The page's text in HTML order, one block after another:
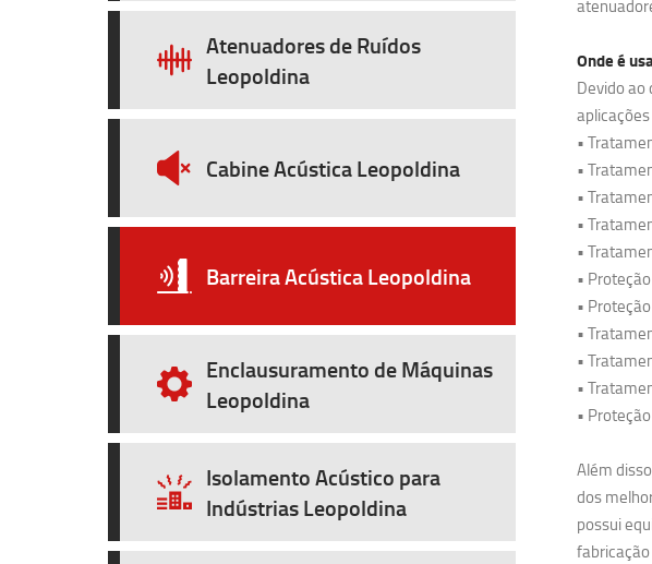
Atenuadores de Ruídos
Leopoldina
Cabine Acústica Leopoldina
Barreira Acústica Leopoldina
Enclausuramento de Máquinas
Leopoldina
Isolamento Acústico para
Indústrias Leopoldina
Onde é
Devido
•
•
•
•
•
•
•
•
•
•
•
Além
dos
possui